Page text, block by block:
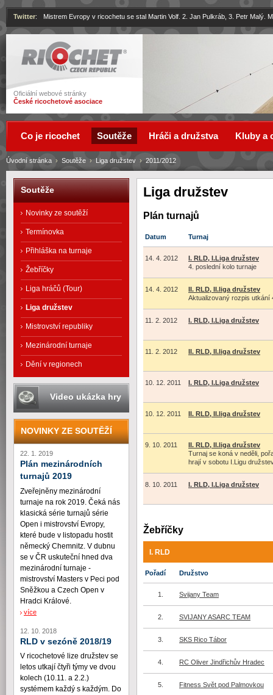
Ricochet
Oficiální webové stránky
České ricochetové asociace
Twitter: Mistrem Evropy v ricochetu se stal Martin Volf. 2. Jan Pulkráb, 3. Petr Malý.
Liga družstev
Plán turnajů
Datum Turnaj
14. 4. 2012
I. RLD, I.Liga družstev
4. poslední kolo turnaje
14. 4. 2012
II. RLD, II.liga družstev
Aktualizovaný rozpis utkání
11. 2. 2012 I. RLD, I.Liga družstev
11. 2. 2012 II. RLD, II.liga družstev
10. 12. 2011 I. RLD, I.Liga družstev
10. 12. 2011 II. RLD, II.liga družstev
9. 10. 2011
II. RLD, II.liga družstev
Turnaj se koná v neděli,
hrají v sobotu I.Ligu
8. 10. 2011 I. RLD, I.Liga družstev
Žebříčky
I. RLD
Pořadí Družstvo
1. Svijany Team
2. SVIJANY ASARC TEAM
3. SKS Rico Tábor
4. RC Oliver Jindřichův Hradec
5. Fitness Svět pod Palmovkou
Úvodní stránka › Soutěže › Liga družstev › 2011/2012
Co je ricochet Soutěže Hráči a družstva Kluby a
Soutěže
Novinky ze soutěží
Termínovka
Přihláška na turnaje
Žebříčky
Liga hráčů (Tour)
Liga družstev
Mistrovství republiky
Mezinárodní turnaje
Dění v regionech
Video ukázka hry
NOVINKY ZE SOUTĚŽÍ
22. 1. 2019
Plán mezinárodních
turnajů 2019
Zveřejněny mezinárodní
turnaje na rok 2019. Čeká nás
klasická série turnajů série
Open i mistrovství Evropy,
které bude v listopadu hostit
německý Chemnitz. V dubnu
se v ČR uskuteční hned dva
mezinárodní turnaje -
mistrovství Masters v Peci pod
Sněžkou a Czech Open v
Hradci Králové.
více
12. 10. 2018
RLD v sezóně 2018/19
V ricochetové lize družstev se
letos utkají čtyři týmy ve dvou
kolech (10.11. a 2.2.)
systémem každý s každým. Do